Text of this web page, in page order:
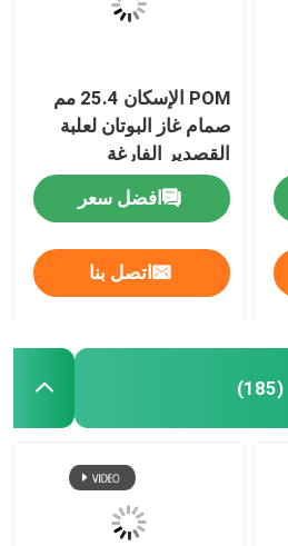
POM الإسكان 25.4 مم
صمام غاز البوتان لعلبة
القصدير الفارغة
افضل سعر
اتصل بنا
(185)